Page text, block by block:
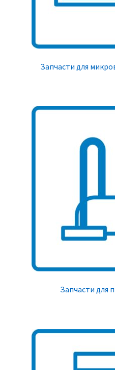
Запчасти для
Запчасти для